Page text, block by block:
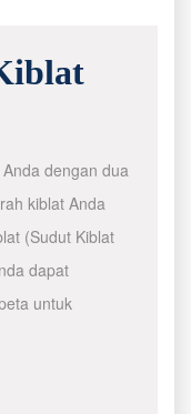
dengan dua
kiblat Anda
(Sudut Kiblat
dapat
untuk